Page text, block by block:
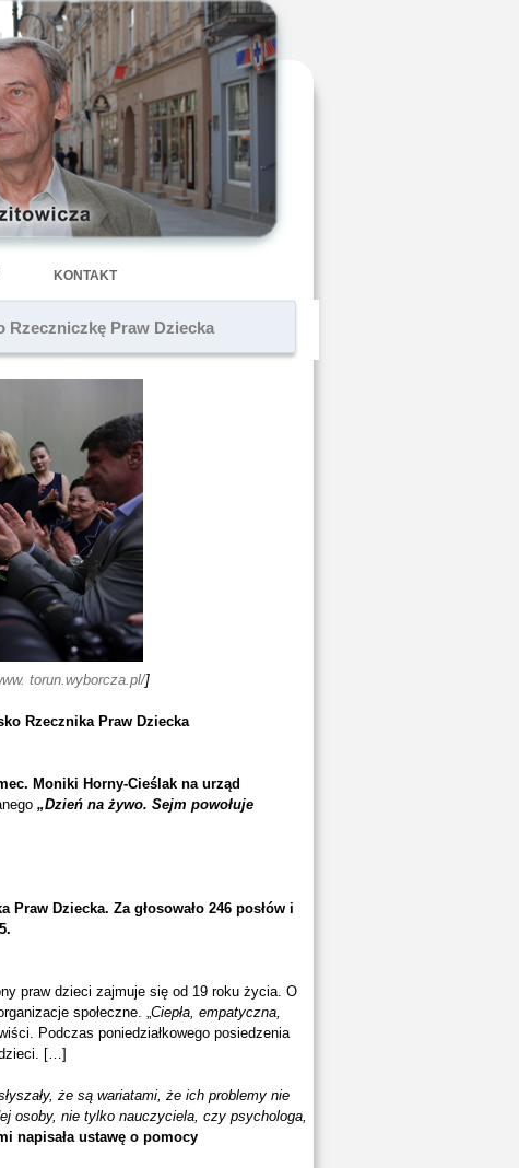
KONTAKT
Rzeczniczkę Praw Dziecka
torun.wyborcza.pl/]
Rzecznika Praw Dziecka
Moniki Horny-Cieślak na urząd
„Dzień na żywo. Sejm powołuje
Praw Dziecka. Za głosowało 246 posłów i
praw dzieci zajmuje się od 19 roku życia. O
społeczne. „Ciepła, empatyczna,
Podczas poniedziałkowego posiedzenia
[…]
że są wariatami, że ich problemy nie
osoby, nie tylko nauczyciela, czy psychologa,
napisała ustawę o pomocy